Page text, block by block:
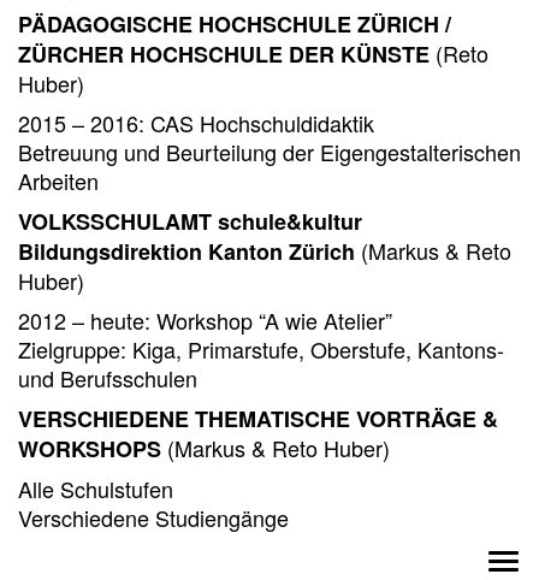
PÄDAGOGISCHE HOCHSCHULE ZÜRICH /
ZÜRCHER HOCHSCHULE DER KÜNSTE (Reto
Huber)
2015 – 2016: CAS Hochschuldidaktik
Betreuung und Beurteilung der Eigengestalterischen
Arbeiten
VOLKSSCHULAMT schule&kultur
Bildungsdirektion Kanton Zürich (Markus & Reto
Huber)
2012 – heute: Workshop “A wie Atelier”
Zielgruppe: Kiga, Primarstufe, Oberstufe, Kantons-
und Berufsschulen
VERSCHIEDENE THEMATISCHE VORTRÄGE &
WORKSHOPS (Markus & Reto Huber)
Alle Schulstufen
Verschiedene Studiengänge